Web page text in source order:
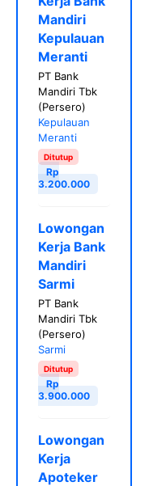
Mandiri
Kepulauan
Meranti
PT Bank
Mandiri Tbk
(Persero)
Kepulauan
Meranti
Ditutup
Rp
3.200.000
Lowongan
Kerja Bank
Mandiri
Sarmi
PT Bank
Mandiri Tbk
(Persero)
Sarmi
Ditutup
Rp
3.900.000
Lowongan
Kerja
Apoteker